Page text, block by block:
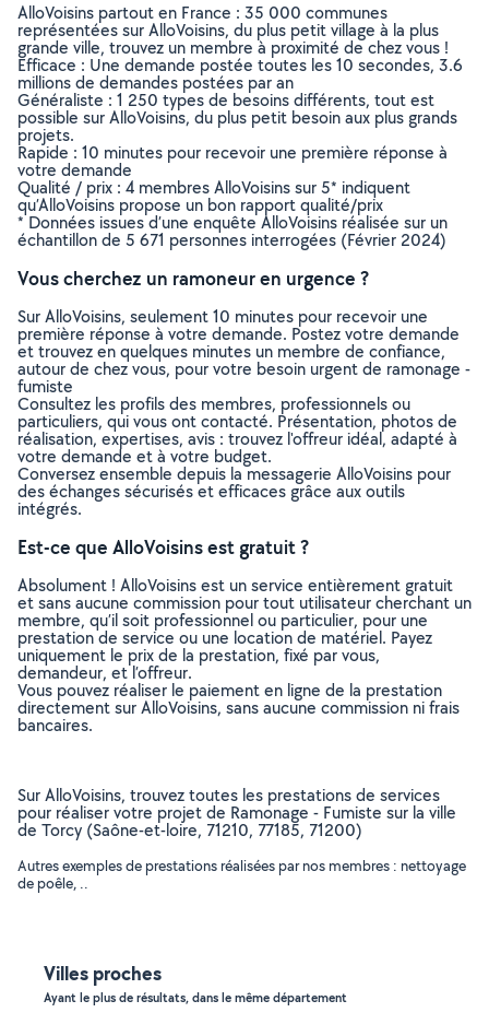
AlloVoisins partout en France : 35 000 communes
représentées sur AlloVoisins, du plus petit village à la plus
grande ville, trouvez un membre à proximité de chez vous !
Efficace : Une demande postée toutes les 10 secondes, 3.6
millions de demandes postées par an
Généraliste : 1 250 types de besoins différents, tout est
possible sur AlloVoisins, du plus petit besoin aux plus grands
projets.
Rapide : 10 minutes pour recevoir une première réponse à
votre demande
Qualité / prix : 4 membres AlloVoisins sur 5* indiquent
qu’AlloVoisins propose un bon rapport qualité/prix
* Données issues d’une enquête AlloVoisins réalisée sur un
échantillon de 5 671 personnes interrogées (Février 2024)
Vous cherchez un ramoneur en urgence ?
Sur AlloVoisins, seulement 10 minutes pour recevoir une
première réponse à votre demande. Postez votre demande
et trouvez en quelques minutes un membre de confiance,
autour de chez vous, pour votre besoin urgent de ramonage -
fumiste
Consultez les profils des membres, professionnels ou
particuliers, qui vous ont contacté. Présentation, photos de
réalisation, expertises, avis : trouvez l'offreur idéal, adapté à
votre demande et à votre budget.
Conversez ensemble depuis la messagerie AlloVoisins pour
des échanges sécurisés et efficaces grâce aux outils
intégrés.
Est-ce que AlloVoisins est gratuit ?
Absolument ! AlloVoisins est un service entièrement gratuit
et sans aucune commission pour tout utilisateur cherchant un
membre, qu’il soit professionnel ou particulier, pour une
prestation de service ou une location de matériel. Payez
uniquement le prix de la prestation, fixé par vous,
demandeur, et l’offreur.
Vous pouvez réaliser le paiement en ligne de la prestation
directement sur AlloVoisins, sans aucune commission ni frais
bancaires.
Sur AlloVoisins, trouvez toutes les prestations de services
pour réaliser votre projet de Ramonage - Fumiste sur la ville
de Torcy (Saône-et-loire, 71210, 77185, 71200)
Autres exemples de prestations réalisées par nos membres : nettoyage
de poêle, ..
Villes proches
Ayant le plus de résultats, dans le même département